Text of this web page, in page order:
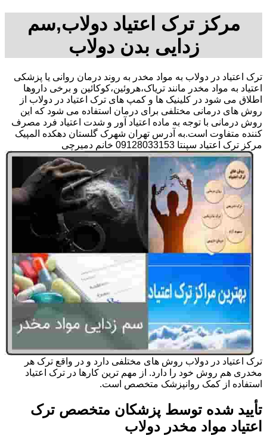
مرکز ترک اعتیاد دولاب,سم
زدایی بدن دولاب
ترک اعتیاد در دولاب به مواد مخدر به روند درمان روانی یا پزشکی
اعتیاد به مواد مخدر مانند تریاک،هروئین،کوکائین و برخی داروها
اطلاق می شود در کلینیک ها و کمپ های ترک اعتیاد در دولاب از
روش های درمانی مختلفی برای درمان استفاده می شود که این
روش درمانی با توجه به ماده اعتیاد آور و شدت اعتیاد فرد مصرف
کننده متفاوت است.به آدرس تهران شهرک گلستان دهکده المپیک
مرکز ترک اعتیاد سپنتا 09128033153 خانم دمیرچی
ترک اعتیاد در دولاب روش های مختلفی دارد و در واقع ترک هر
مخدری هم روش خود را دارد. از مهم ترین کارها در ترک اعتیاد
استفاده از کمک روانپزشک متخصص است.
تأیید شده توسط پزشکان متخصص ترک
اعتیاد مواد مخدر دولاب